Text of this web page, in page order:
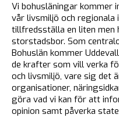
Vi bohusläningar kommer
vår livsmiljö och
tillfredsställa en liten men
storstadsbor. Som
Bohuslän kommer
de krafter som vill verka
och livsmiljö, vare sig det
organisationer,
göra vad vi kan för att
opinion samt påverka